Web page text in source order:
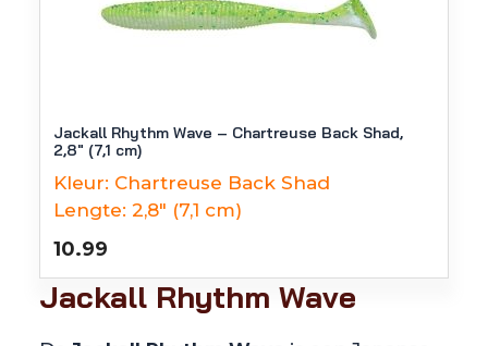
Jackall Rhythm Wave – Chartreuse Back Shad,
2,8″ (7,1 cm)
Kleur: Chartreuse Back Shad
Lengte: 2,8" (7,1 cm)
10.99
Jackall Rhythm Wave